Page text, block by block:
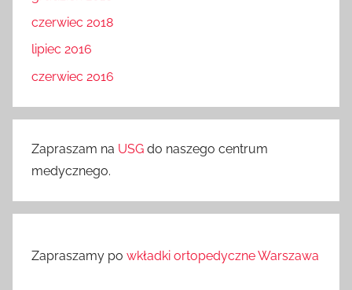
czerwiec 2018
lipiec 2016
czerwiec 2016
Zapraszam na USG do naszego centrum
medycznego.
Zapraszamy po wkładki ortopedyczne Warszawa